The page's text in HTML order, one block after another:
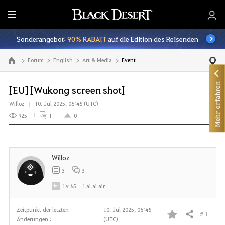
A
l
l
e
Sonderangebot:90% RABATTauf die Edition des Reisenden
Zur Hauptseite Forum English Art & Media Event
[EU] [Wukong screen shot]
Willoz
10. Jul 2025, 06:48 (UTC)
925
1 0
Zeitpunkt der letzten
Änderungen :
10. Jul 2025, 06:48
(UTC)
Teilen # 1
Willoz
3 3
Lv 65 LaLaLair
Mehr erfahren